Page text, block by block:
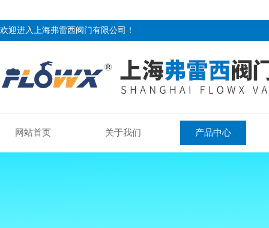
欢迎进入上海弗雷西阀门有限公司！
网站首页 关于我们 产品中心